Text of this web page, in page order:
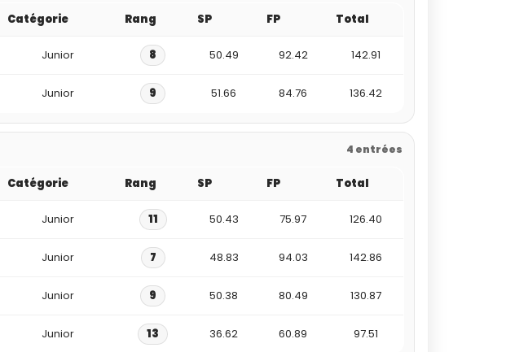
Catégorie Rang SP FP Total
Junior 8 50.49 92.42 142.91
Junior 9 51.66 84.76 136.42
4 entrées
Catégorie Rang SP FP Total
Junior 11 50.43 75.97 126.40
Junior 7 48.83 94.03 142.86
Junior 9 50.38 80.49 130.87
Junior 13 36.62 60.89 97.51